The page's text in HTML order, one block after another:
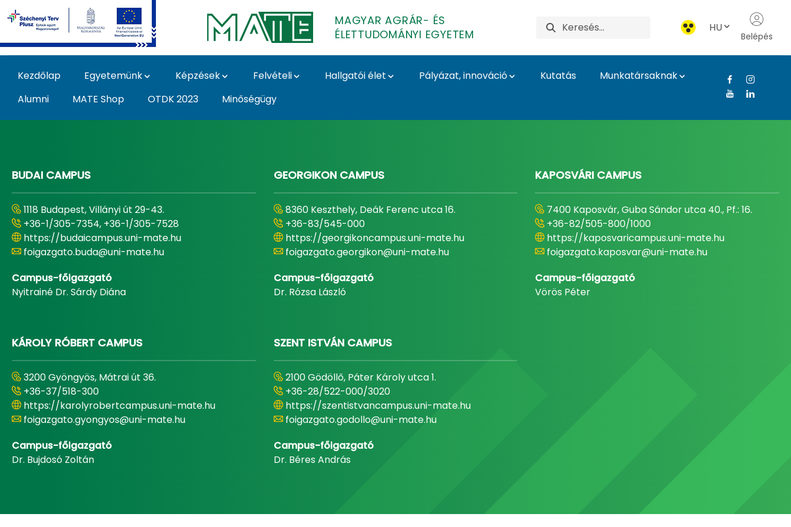
Ugrás a fő tartalomhoz
MAGYAR AGRÁR- ÉS
ÉLETTUDOMÁNYI EGYETEM
HU
Belépés
Kezdőlap Egyetemünk Képzések Felvételi Hallgatói élet Pályázat, innováció Kutatás
Munkatársaknak
Alumni
MATE Shop OTDK 2023 Minőségügy
BUDAI CAMPUS
1118 Budapest, Villányi út 29-43.
+36-1/305-7354, +36-1/305-7528
https://budaicampus.uni-mate.hu
foigazgato.buda@uni-mate.hu
Campus-főigazgató
Nyitrainé Dr. Sárdy Diána
GEORGIKON CAMPUS
8360 Keszthely, Deák Ferenc utca 16.
+36-83/545-000
https://georgikoncampus.uni-mate.hu
foigazgato.georgikon@uni-mate.hu
Campus-főigazgató
Dr. Rózsa László
KAPOSVÁRI CAMPUS
7400 Kaposvár, Guba Sándor utca 40., Pf.: 16.
+36-82/505-800/1000
https://kaposvaricampus.uni-mate.hu
foigazgato.kaposvar@uni-mate.hu
Campus-főigazgató
Vörös Péter
KÁROLY RÓBERT CAMPUS
3200 Gyöngyös, Mátrai út 36.
+36-37/518-300
https://karolyrobertcampus.uni-mate.hu
foigazgato.gyongyos@uni-mate.hu
Campus-főigazgató
Dr. Bujdosó Zoltán
SZENT ISTVÁN CAMPUS
2100 Gödöllő, Páter Károly utca 1.
+36-28/522-000/3020
https://szentistvancampus.uni-mate.hu
foigazgato.godollo@uni-mate.hu
Campus-főigazgató
Dr. Béres András